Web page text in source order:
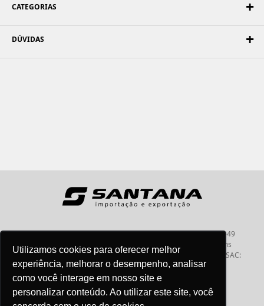
Utilizamos cookies para oferecer melhor
experiência, melhorar o desempenho, analisar
como você interage em nosso site e
personalizar conteúdo. Ao utilizar este site, você
CATEGORIAS
DÚVIDAS
Santana - Importação e Exportação - CNPJ:57.464.653/0001-49
Atendimento por telefone: dias úteis, das 08:15hs às 18:00hs
Fone:(11) 2099-9900 - E-mail:vendas@santanaimport.com.br
SAC:
sac@santanaimport.com.br